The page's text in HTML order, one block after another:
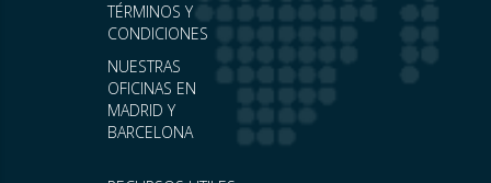
TÉRMINOS Y
CONDICIONES
NUESTRAS
OFICINAS EN
MADRID Y
BARCELONA